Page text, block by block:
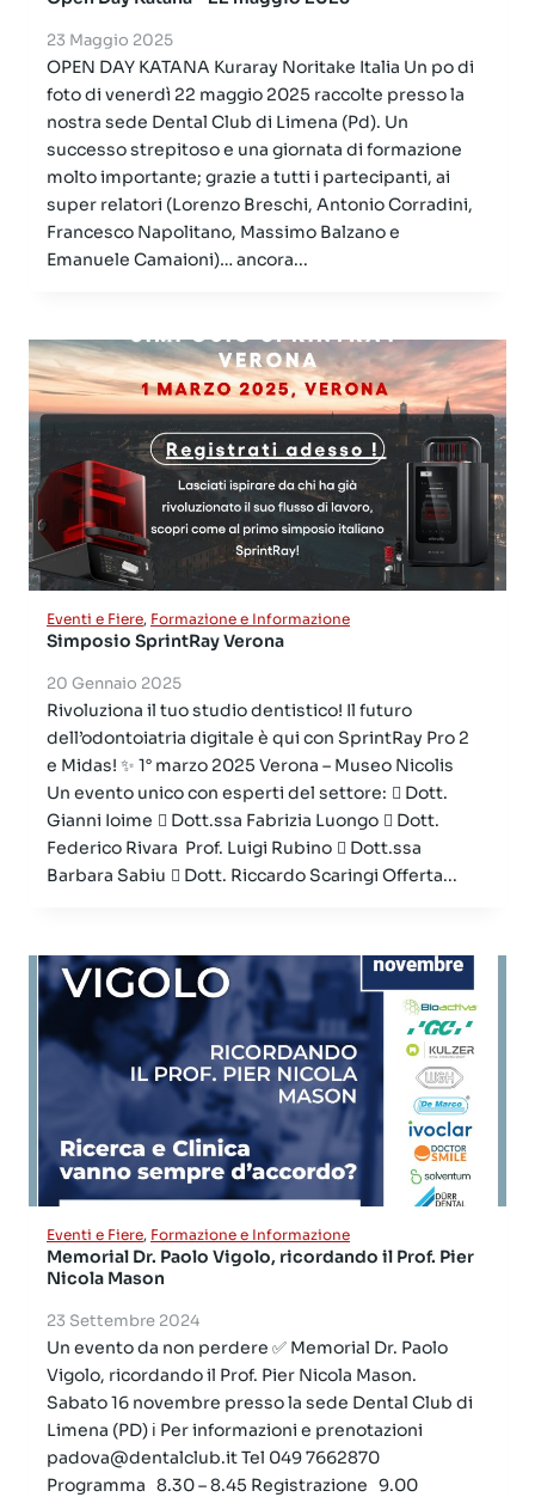
23 Maggio 2025
OPEN DAY KATANA Kuraray Noritake Italia Un po di
foto di venerdì 22 maggio 2025 raccolte presso la
nostra sede Dental Club di Limena (Pd). Un
successo strepitoso e una giornata di formazione
molto importante; grazie a tutti i partecipanti, ai
super relatori (Lorenzo Breschi, Antonio Corradini,
Francesco Napolitano, Massimo Balzano e
Emanuele Camaioni)… ancora...
Eventi e Fiere, Formazione e Informazione
Simposio SprintRay Verona
20 Gennaio 2025
Rivoluziona il tuo studio dentistico! Il futuro
dell’odontoiatria digitale è qui con SprintRay Pro 2
e Midas! ✨ 1° marzo 2025 Verona – Museo Nicolis
Un evento unico con esperti del settore: ‍⚕ Dott.
Gianni Ioime ‍⚕ Dott.ssa Fabrizia Luongo ‍⚕ Dott.
Federico Rivara ‍ Prof. Luigi Rubino ‍⚕ Dott.ssa
Barbara Sabiu ‍⚕ Dott. Riccardo Scaringi Offerta...
Eventi e Fiere, Formazione e Informazione
Memorial Dr. Paolo Vigolo, ricordando il Prof. Pier
Nicola Mason
23 Settembre 2024
Un evento da non perdere ✅ Memorial Dr. Paolo
Vigolo, ricordando il Prof. Pier Nicola Mason.
Sabato 16 novembre presso la sede Dental Club di
Limena (PD) ℹ Per informazioni e prenotazioni
padova@dentalclub.it Tel 049 7662870
Programma 8.30 – 8.45 Registrazione 9.00